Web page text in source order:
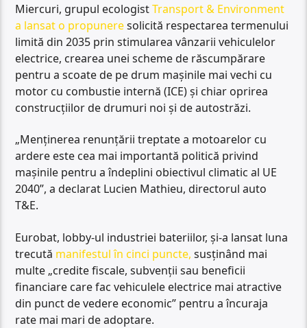
Miercuri, grupul ecologistTransport & Environment
a lansat o propuneresolicită respectarea termenului
limită din 2035 prin stimularea vânzarii vehiculelor
electrice, crearea unei scheme de răscumpărare
pentru a scoate de pe drum mașinile mai vechi cu
motor cu combustie internă (ICE) și chiar oprirea
construcțiilor de drumuri noi și de autostrăzi.
„Menținerea renunțării treptate a motoarelor cu
ardere este cea mai importantă politică privind
mașinile pentru a îndeplini obiectivul climatic al UE
2040”, a declarat Lucien Mathieu, directorul auto
T&E.
Eurobat, lobby-ul industriei bateriilor, și-a lansat luna
trecută manifestul în cinci puncte, susținând mai
multe „credite fiscale, subvenții sau beneficii
financiare care fac vehiculele electrice mai atractive
din punct de vedere economic” pentru a încuraja
rate mai mari de adoptare.